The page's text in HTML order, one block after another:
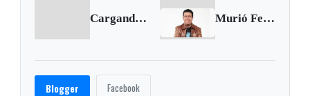
Cargando anterior... Murió Fernando Jaramillo, director de Los Tupamaros
Blogger Facebook